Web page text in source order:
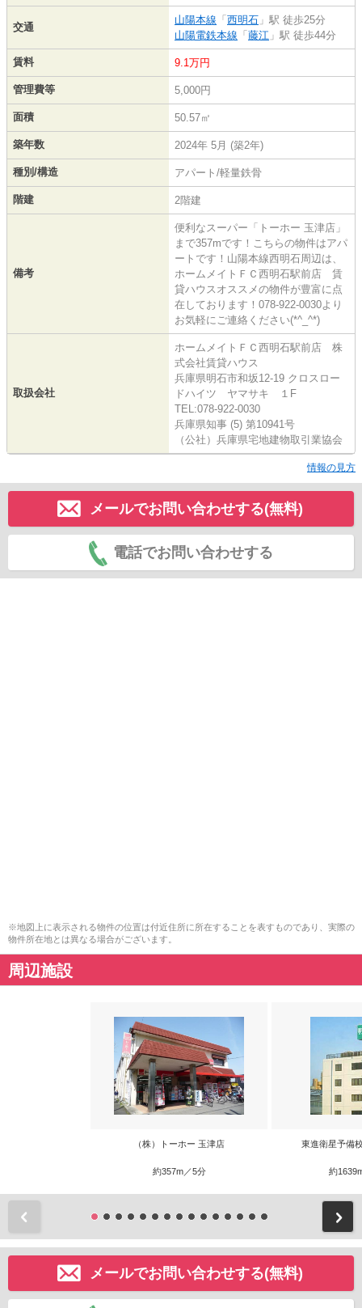
交通
山陽本線 「 西明石 」駅 徒歩25分
山陽電鉄本線 「 藤江 」駅 徒歩44分
賃料 9.1万円
管理費等 5,000円
面積 50.57㎡
築年数 2024年 5月 (築2年)
種別/構造 アパート/軽量鉄骨
階建 2階建
備考
便利なスーパー「トーホー 玉津店」
まで357mです！こちらの物件はアパ
ートです！山陽本線西明石周辺は、
ホームメイトＦＣ西明石駅前店 賃
貸ハウスオススメの物件が豊富に点
在しております！078-922-0030より
お気軽にご連絡ください(*^_^*)
取扱会社
ホームメイトＦＣ西明石駅前店 株
式会社賃貸ハウス
兵庫県明石市和坂12-19 クロスロー
ドハイツ ヤマサキ １F
TEL:078-922-0030
兵庫県知事 (5) 第10941号
（公社）兵庫県宅地建物取引業協会
情報の見方
メールでお問い合わせする(無料)
電話でお問い合わせする
※地図上に表示される物件の位置は付近住所に所在することを表すものであり、実際の
物件所在地とは異なる場合がございます。
周辺施設
（株）トーホー 玉津店
約357m／5分
東進衛星予備
約
メールでお問い合わせする(無料)